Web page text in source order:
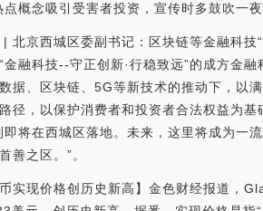
点概念吸引受害者投资，宣传时多鼓吹一夜
| 北京西城区委副书记：区块链等金融科
金融科技--守正创新·行稳致远”的成方金
据、区块链、5G等新技术的推动下，以
径，以保护消费者和投资者合法权益为
即将在西城区落地。未来，这里将成为一
善之区。”。
币实现价格创历史新高】金色财经报道，